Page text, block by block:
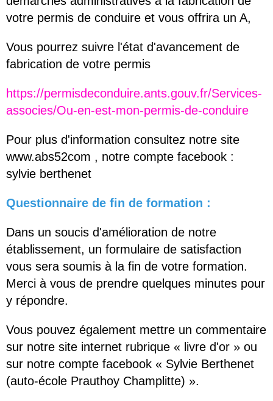
votre permis de conduire et vous offrira un A,
Vous pourrez suivre l'état d'avancement de
fabrication de votre permis
https://permisdeconduire.ants.gouv.fr/Services-
associes/Ou-en-est-mon-permis-de-conduire
Pour plus d'information consultez notre site
www.abs52com , notre compte facebook :
sylvie berthenet
Questionnaire de fin de formation :
Dans un soucis d'amélioration de notre
établissement, un formulaire de satisfaction
vous sera soumis à la fin de votre formation.
Merci à vous de prendre quelques minutes pour
y répondre.
Vous pouvez également mettre un commentaire
sur notre site internet rubrique « livre d'or » ou
sur notre compte facebook « Sylvie Berthenet
(auto-école Prauthoy Champlitte) ».